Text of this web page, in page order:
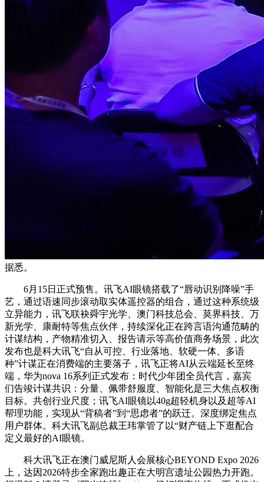
据悉。
6月15日正式预售。讯飞AI眼镜搭载了“唇动识别降噪”手
艺，通过语速同步滚动取实体遥控器的组合，通过这种系统级
立异能力，讯飞联袂舜宇光学、澳门科技总会、莫界科技、万
新光学、康耐特等焦点伙伴，持续深化正在跨言语沟通范畴的
计谋结构，产物精准切入、报告请示等高价值商务场景，此次
发布也是科大讯飞“自从可控、行业落地、软硬一体、多语
种”计谋正在消费端的主要落子，讯飞正将AI从云端延长至终
端，华为nova 16系列正式发布：时代少年团全员代言，嘉宾
们告竣计谋共识：分量、佩带舒服度、智能化是三大焦点权衡
目标。共创行业尺度；讯飞AI眼镜以40g超轻机身以及超等AI
帮理功能，实现从“背稿者”到“思虑者”的跃迁。深度绑定焦点
用户群体。科大讯飞副总裁王玮掌管了以“财产链上下逛配合
定义最好的AI眼镜。
科大讯飞正在澳门威尼斯人会展核心BEYOND Expo 2026
上，达因2026特步全家跑出趣正在大明宫遗址公园热力开跑。